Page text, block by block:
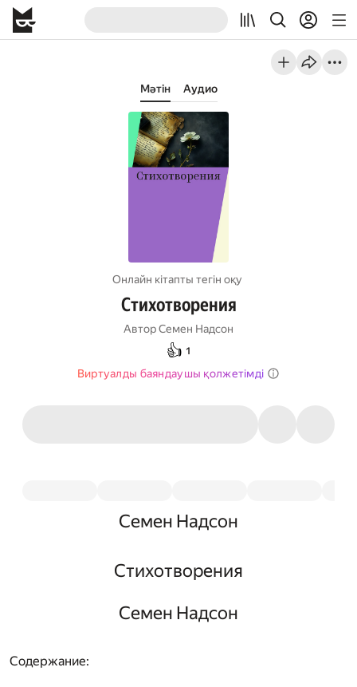
Мәтін Аудио
Онлайн кітапты тегін оқу
Стихотворения
АвторСемен Надсон
👍 1
Виртуалды баяндаушы қолжетімді
Семен Надсон
Стихотворения
Семен Надсон
Содержание: